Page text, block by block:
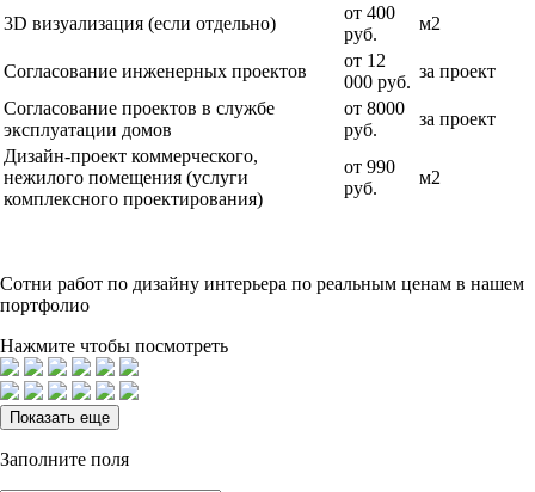
3D визуализация (если отдельно)
от 400
руб.
м2
Согласование инженерных проектов
от 12
000 руб.
за проект
Согласование проектов в службе
эксплуатации домов
от 8000
руб.
за проект
Дизайн-проект коммерческого,
нежилого помещения (услуги
комплексного проектирования)
от 990
руб.
м2
Сотни работ по дизайну интерьера по реальным ценам в нашем
портфолио
Нажмите чтобы посмотреть
Показать еще
Заполните поля